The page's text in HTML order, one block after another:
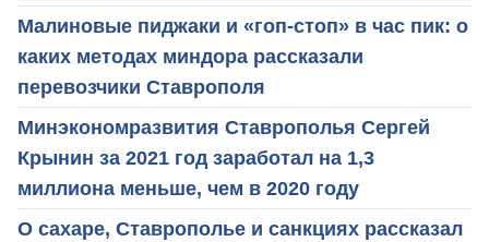
Малиновые пиджаки и «гоп-стоп» в час пик: о
каких методах миндора рассказали
перевозчики Ставрополя
Минэкономразвития Ставрополья Сергей
Крынин за 2021 год заработал на 1,3
миллиона меньше, чем в 2020 году
О сахаре, Ставрополье и санкциях рассказал